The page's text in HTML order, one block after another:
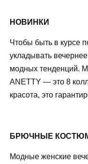
НОВИНКИ
Чтобы быть в курсе
укладывать
модных тенденций.
ANETTY — это 8
красота, это
БРЮЧНЫЕ
Модные женские